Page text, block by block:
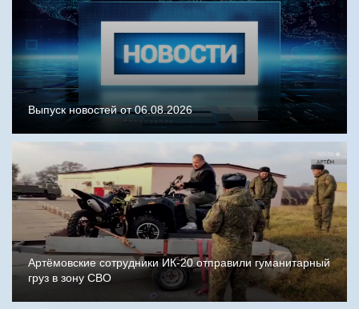
Выпуск новостей от 06.08.2026
Артёмовские сотрудники ИК-20 отправили гуманитарный
груз в зону СВО